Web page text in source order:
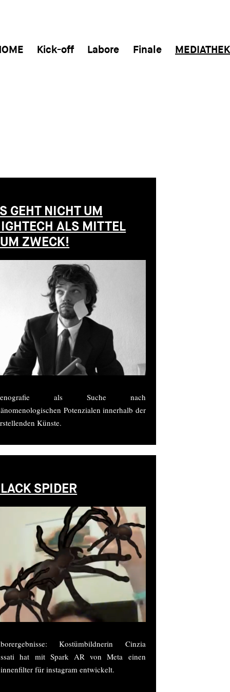
Kick-off Labore Finale MEDIATHEK
GEHT NICHT UM
ALS MITTEL
ZWECK!
als Suche nach
Potenzialen innerhalb der
Künste.
SPIDER
Kostümbildnerin Cinzia
hat mit Spark AR von Meta einen
für instagram entwickelt.